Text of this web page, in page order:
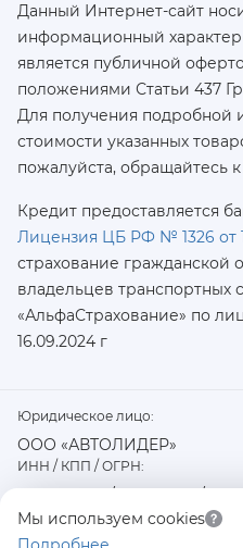
Мы используем cookies
Данный Интернет-сайт
информационный
является публичной
положениями Статьи 437
Для получения
стоимости указанных
пожалуйста, обращайтесь
Кредит предоставляется
Лицензия ЦБ РФ № 1326 от
страхование гражданской
владельцев транспортных
«АльфаСтрахование» по
16.09.2024 г
Юридическое лицо:
ООО «АВТОЛИДЕР»
ИНН / КПП / ОГРН:
7726402915 / 772601001 /
Физический / юридический адрес: